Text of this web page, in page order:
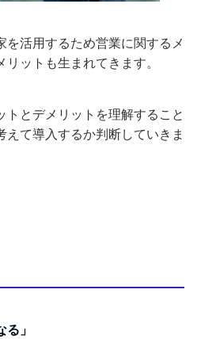
活用するため営業に関するメ
ットも生まれてきます。
トとデメリットを理解すること
て導入するか判断していきま
」